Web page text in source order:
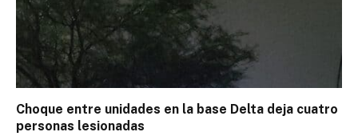
Choque entre unidades en la base Delta deja cuatro
personas lesionadas